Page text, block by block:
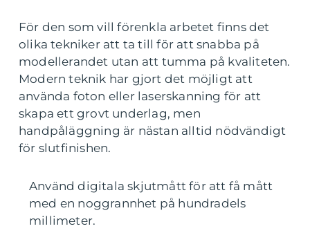
För den som vill förenkla arbetet finns det
olika tekniker att ta till för att snabba på
modellerandet utan att tumma på kvaliteten.
Modern teknik har gjort det möjligt att
använda foton eller laserskanning för att
skapa ett grovt underlag, men
handpåläggning är nästan alltid nödvändigt
för slutfinishen.
Använd digitala skjutmått för att få mått
med en noggrannhet på hundradels
millimeter.